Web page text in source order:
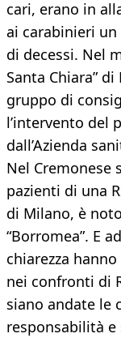
cari, erano in
ai carabinieri
di decessi. Nel
Santa Chiara”
gruppo di
l’intervento del
dall’Azienda
Nel Cremonese
pazienti di una
di Milano, è
“Borromea”. E
chiarezza
nei confronti di
siano andate le
responsabilità